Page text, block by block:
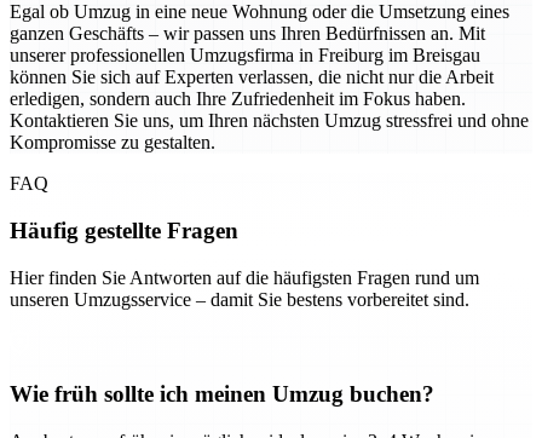
Egal ob Umzug in eine neue Wohnung oder die Umsetzung eines
ganzen Geschäfts – wir passen uns Ihren Bedürfnissen an. Mit
unserer professionellen Umzugsfirma in Freiburg im Breisgau
können Sie sich auf Experten verlassen, die nicht nur die Arbeit
erledigen, sondern auch Ihre Zufriedenheit im Fokus haben.
Kontaktieren Sie uns, um Ihren nächsten Umzug stressfrei und ohne
Kompromisse zu gestalten.
FAQ
Häufig gestellte Fragen
Hier finden Sie Antworten auf die häufigsten Fragen rund um
unseren Umzugsservice – damit Sie bestens vorbereitet sind.
Wie früh sollte ich meinen Umzug buchen?